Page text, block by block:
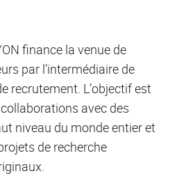
finance la venue de
par l’intermédiaire de
recrutement. L’objectif est
avec des
niveau du monde entier et
de recherche